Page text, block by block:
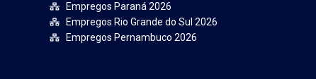
Empregos Paraná 2026
Empregos Rio Grande do Sul 2026
Empregos Pernambuco 2026